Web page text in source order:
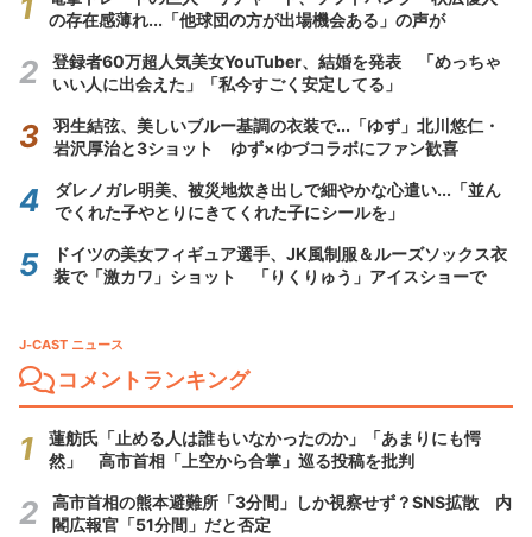
の存在感薄れ...「他球団の方が出場機会ある」の声が
登録者60万超人気美女YouTuber、結婚を発表 「めっちゃ
いい人に出会えた」「私今すごく安定してる」
羽生結弦、美しいブルー基調の衣装で...「ゆず」北川悠仁・
岩沢厚治と3ショット ゆず×ゆづコラボにファン歓喜
ダレノガレ明美、被災地炊き出しで細やかな心遣い...「並ん
でくれた子やとりにきてくれた子にシールを」
ドイツの美女フィギュア選手、JK風制服＆ルーズソックス衣
装で「激カワ」ショット 「りくりゅう」アイスショーで
J-CAST ニュース
コメントランキング
蓮舫氏「止める人は誰もいなかったのか」「あまりにも愕
然」 高市首相「上空から合掌」巡る投稿を批判
高市首相の熊本避難所「3分間」しか視察せず？SNS拡散 内
閣広報官「51分間」だと否定